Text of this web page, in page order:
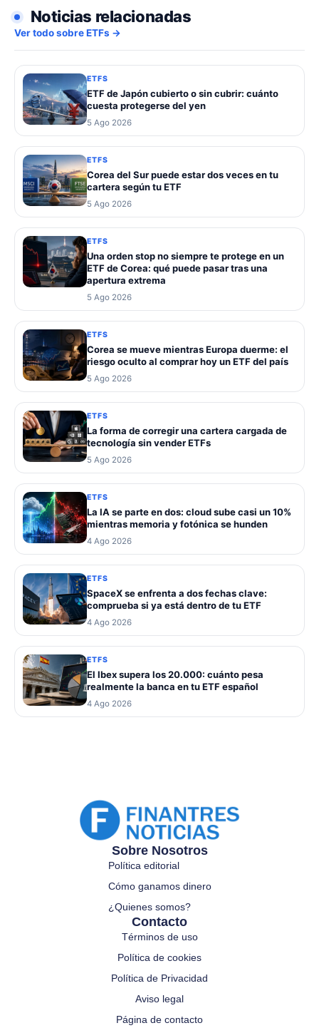
Noticias relacionadas
Ver todo sobre ETFs →
ETFS
ETF de Japón cubierto o sin cubrir: cuánto
cuesta protegerse del yen
5 Ago 2026
ETFS
Corea del Sur puede estar dos veces en tu
cartera según tu ETF
5 Ago 2026
ETFS
Una orden stop no siempre te protege en un
ETF de Corea: qué puede pasar tras una
apertura extrema
5 Ago 2026
ETFS
Corea se mueve mientras Europa duerme: el
riesgo oculto al comprar hoy un ETF del país
5 Ago 2026
ETFS
La forma de corregir una cartera cargada de
tecnología sin vender ETFs
5 Ago 2026
ETFS
La IA se parte en dos: cloud sube casi un 10%
mientras memoria y fotónica se hunden
4 Ago 2026
ETFS
SpaceX se enfrenta a dos fechas clave:
comprueba si ya está dentro de tu ETF
4 Ago 2026
ETFS
El Ibex supera los 20.000: cuánto pesa
realmente la banca en tu ETF español
4 Ago 2026
Sobre Nosotros
Política editorial
Cómo ganamos dinero
¿Quienes somos?
Contacto
Términos de uso
Política de cookies
Política de Privacidad
Aviso legal
Página de contacto